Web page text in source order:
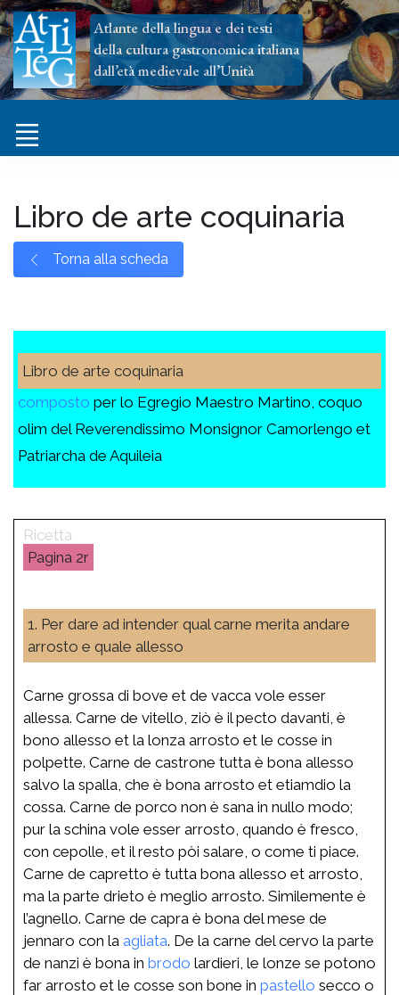
Atlante della lingua e dei testi
della cultura gastronomica italiana
dall’età medievale all’Unità
Libro de arte coquinaria
Torna alla scheda
Libro de arte coquinaria
composto per lo Egregio Maestro Martino, coquo
olim del Reverendissimo Monsignor Camorlengo et
Patriarcha de Aquileia
2r
1. Per dare ad intender qual carne merita andare
arrosto e quale allesso
Carne grossa di bove et de vacca vole esser
allessa. Carne de vitello, ziò è il pecto davanti, è
bono allesso et la lonza arrosto et le cosse in
polpette. Carne de castrone tutta è bona allesso
salvo la spalla, che è bona arrosto et etiamdio la
cossa. Carne de porco non è sana in nullo modo;
pur la schina vole esser arrosto, quando è fresco,
con cepolle, et il resto pòi salare, o come ti piace.
Carne de capretto è tutta bona allesso et arrosto,
ma la parte drieto è meglio arrosto. Similemente è
l’agnello. Carne de capra è bona del mese de
jennaro con la agliata. De la carne del cervo la parte
de nanzi è bona in brodo lardieri, le lonze se potono
far arrosto et le cosse son bone in pastello secco o